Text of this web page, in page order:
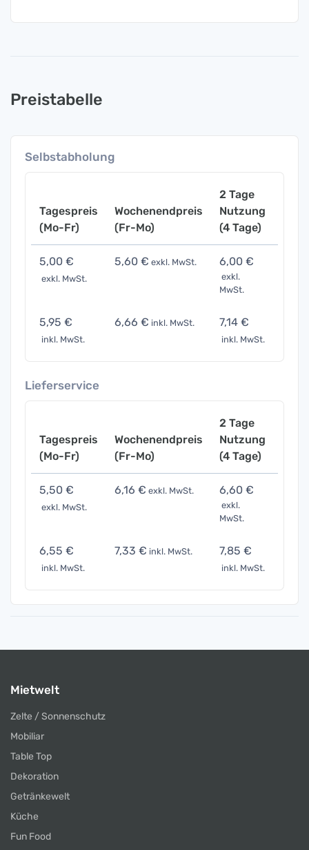
Preistabelle
Selbstabholung
Tagespreis
(Mo-Fr)
Wochenendpreis
(Fr-Mo)
2 Tage
Nutzung
(4 Tage)
5,00 €
exkl. MwSt.
5,60 € exkl. MwSt. 6,00 €
exkl.
MwSt.
5,95 €
inkl. MwSt.
6,66 € inkl. MwSt. 7,14 €
inkl. MwSt.
Lieferservice
Tagespreis
(Mo-Fr)
Wochenendpreis
(Fr-Mo)
2 Tage
Nutzung
(4 Tage)
5,50 €
exkl. MwSt.
6,16 € exkl. MwSt. 6,60 €
exkl.
MwSt.
6,55 €
inkl. MwSt.
7,33 € inkl. MwSt. 7,85 €
inkl. MwSt.
Mietwelt
Zelte / Sonnenschutz
Mobiliar
Table Top
Dekoration
Getränkewelt
Küche
Fun Food